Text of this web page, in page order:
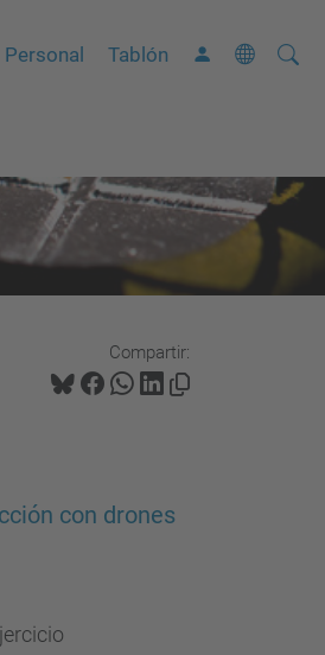
Personal Tablón
B
u
a
Compartir:
con drones